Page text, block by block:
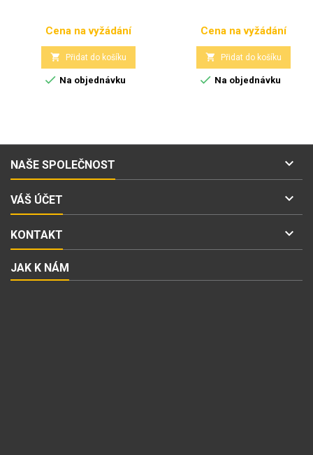
Cena
Cena na vyžádání
 Přidat do košíku
 Na objednávku
Cena
Cena na vyžádání
 Přidat do košíku
 Na objednávku
NAŠE SPOLEČNOST 
VÁŠ ÚČET 
KONTAKT 
JAK K NÁM